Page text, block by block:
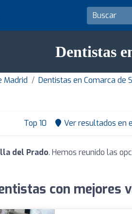
Dentistas
Madrid Dentistas en Comarca de
Top 10 Ver resultados en
del Prado. Hemos reunido las
con mejores